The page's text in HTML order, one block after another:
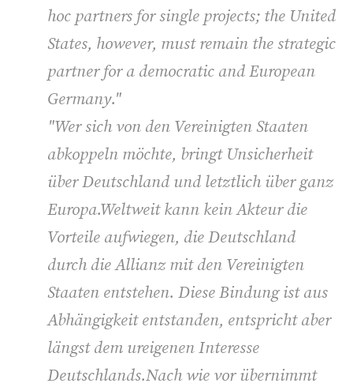
hoc partners for single projects; the United
States, however, must remain the strategic
partner for a democratic and European
Germany."
"Wer sich von den Vereinigten Staaten
abkoppeln möchte, bringt Unsicherheit
über Deutschland und letztlich über ganz
Europa.Weltweit kann kein Akteur die
Vorteile aufwiegen, die Deutschland
durch die Allianz mit den Vereinigten
Staaten entstehen. Diese Bindung ist aus
Abhängigkeit entstanden, entspricht aber
längst dem ureigenen Interesse
Deutschlands.Nach wie vor übernimmt